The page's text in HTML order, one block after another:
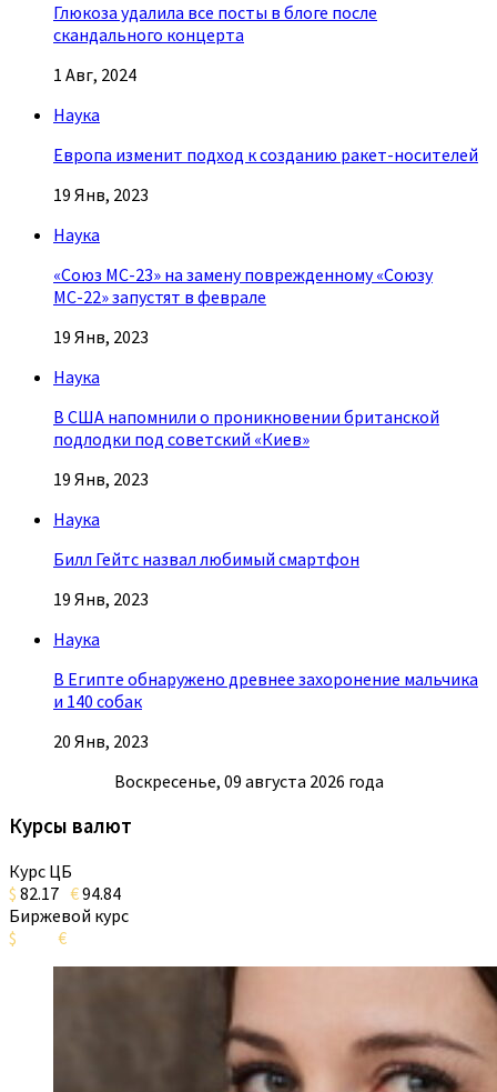
Глюкоза удалила все посты в блоге после
скандального концерта
1 Авг, 2024
Наука
Европа изменит подход к созданию ракет-носителей
19 Янв, 2023
Наука
«Союз МС-23» на замену поврежденному «Союзу
МС-22» запустят в феврале
19 Янв, 2023
Наука
В США напомнили о проникновении британской
подлодки под советский «Киев»
19 Янв, 2023
Наука
Билл Гейтс назвал любимый смартфон
19 Янв, 2023
Наука
В Египте обнаружено древнее захоронение мальчика
и 140 собак
20 Янв, 2023
Воскресенье, 09 августа 2026 года
Курсы валют
Курс ЦБ
$ 82.17 €94.84
Биржевой курс
$
€